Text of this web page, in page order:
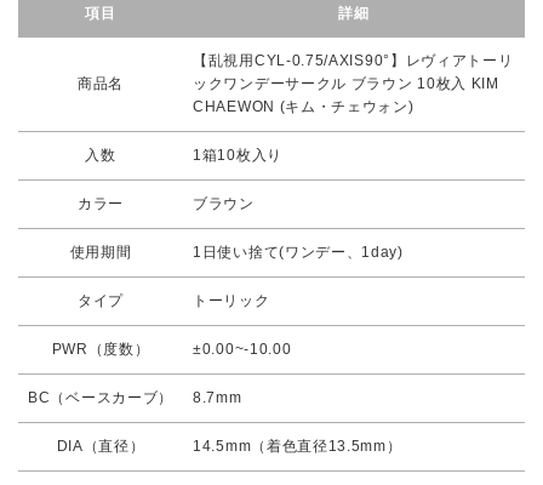
項目 詳細
商品名
【乱視用CYL-0.75/AXIS90°】レヴィアトーリ
ックワンデーサークル ブラウン 10枚入 KIM
CHAEWON (キム・チェウォン)
入数 1箱10枚入り
カラー ブラウン
使用期間 1日使い捨て(ワンデー、1day)
タイプ トーリック
PWR（度数） ±0.00~-10.00
BC（ベースカーブ） 8.7mm
DIA（直径） 14.5mm（着色直径13.5mm）